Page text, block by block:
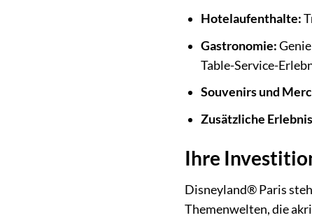
Hotelaufenthalte:
Gastronomie:
Table-Service-
Souvenirs und
Zusätzliche
Ihre
Disneyland® Paris
Themenwelten, die